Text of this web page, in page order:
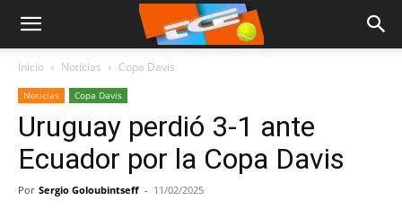
Inicio Noticias Copa Davis
Noticias Copa Davis
Uruguay perdió 3-1 ante
Ecuador por la Copa Davis
Por Sergio Goloubintseff - 11/02/2025